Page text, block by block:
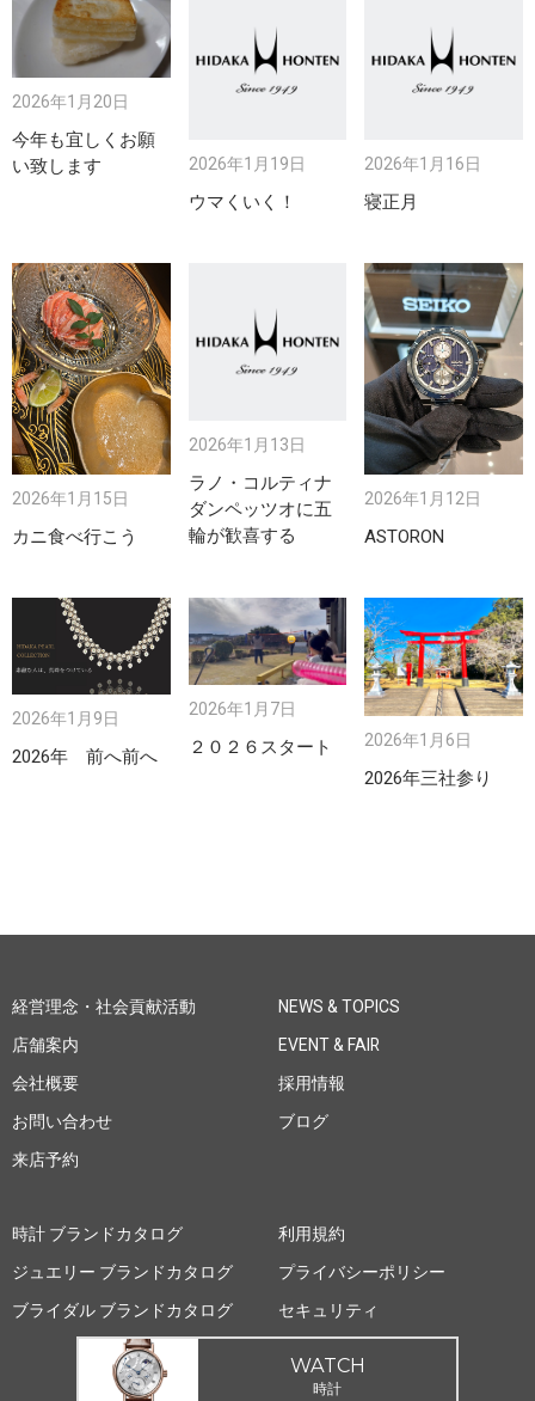
2026年1月20日
今年も宜しくお願
い致します
2026年1月19日
ウマくいく！
2026年1月16日
寝正月
2026年1月15日
カニ食べ行こう
2026年1月13日
ラノ・コルティナ
ダンペッツオに五
輪が歓喜する
2026年1月12日
ASTORON
2026年1月9日
2026年 前へ前へ
2026年1月7日
２０２６スタート 2026年1月6日
2026年三社参り
経営理念・社会貢献活動
店舗案内
会社概要
お問い合わせ
来店予約
NEWS & TOPICS
EVENT & FAIR
採用情報
ブログ
時計 ブランドカタログ
ジュエリー ブランドカタログ
ブライダル ブランドカタログ
利用規約
プライバシーポリシー
セキュリティ
WATCH
時計